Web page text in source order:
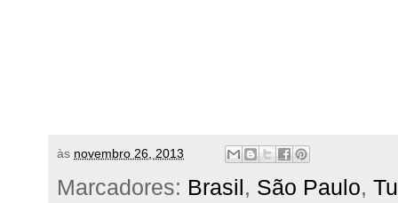
às novembro 26, 2013
Marcadores: Brasil, São Paulo,